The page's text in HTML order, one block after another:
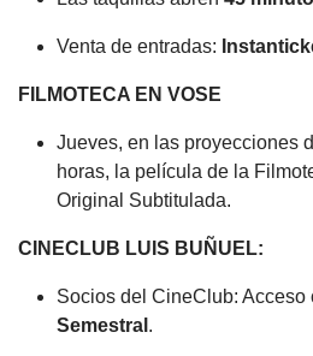
Venta de entradas:
FILMOTECA EN VOSE
Jueves, en las proyecciones
horas, la película de la
Original Subtitulada.
CINECLUB LUIS BUÑUEL:
Socios del CineClub: Acceso
Semestral .